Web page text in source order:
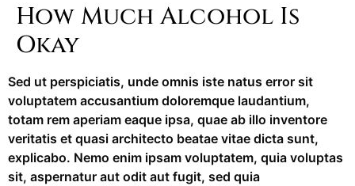
How Much Alcohol Is
Okay
Sed ut perspiciatis, unde omnis iste natus error sit
voluptatem accusantium doloremque laudantium,
totam rem aperiam eaque ipsa, quae ab illo inventore
veritatis et quasi architecto beatae vitae dicta sunt,
explicabo. Nemo enim ipsam voluptatem, quia voluptas
sit, aspernatur aut odit aut fugit, sed quia